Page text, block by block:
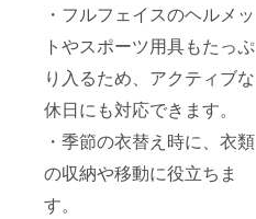
・フルフェイスのヘルメッ
トやスポーツ用具もたっぷ
り入るため、アクティブな
休日にも対応できます。
・季節の衣替え時に、衣類
の収納や移動に役立ちま
す。